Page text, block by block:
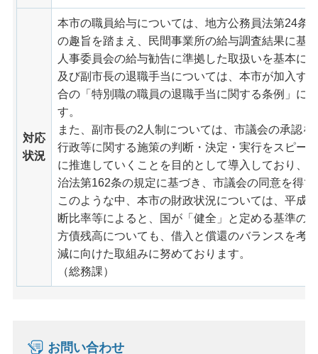
対応
状況
本市の職員給与については、地方公務員法第24条
の趣旨を踏まえ、民間事業所の給与調査結果に基
人事委員会の給与勧告に準拠した取扱いを基本に
及び副市長の退職手当については、本市が加入す
合の「特別職の職員の退職手当に関する条例」に
す。
また、副市長の2人制については、市議会の承認
行政等に関する施策の判断・決定・実行をスピー
に推進していくことを目的として導入しており、
治法第162条の規定に基づき、市議会の同意を得
このような中、本市の財政状況については、平成
断比率等によると、国が「健全」と定める基準の
方債残高についても、借入と償還のバランスを考
減に向けた取組みに努めております。
（総務課）
お問い合わせ